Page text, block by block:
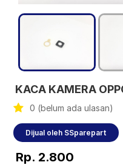
KACA KAMERA
0 (belum ada ulasan)
Dijual oleh SSparepart
Rp. 2.800